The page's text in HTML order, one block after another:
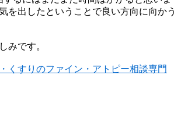
を出したということで良い方向に向かう
みです。
くすりのファイン・アトピー相談専門